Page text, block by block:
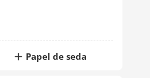
Papel de seda